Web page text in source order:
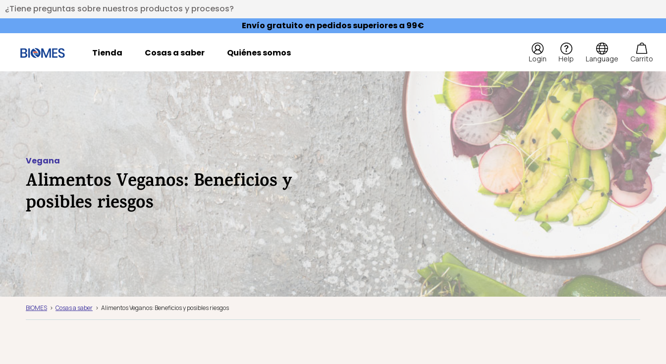
¿Tiene preguntas sobre nuestros productos y procesos?
Envío gratuito en pedidos superiores a 99€
Tienda Cosas a saber Quiénes somos
Login Help Language Carrito
Vegana
Alimentos Veganos: Beneficios y
posibles riesgos
BIOMES Cosas a saber Alimentos Veganos: Beneficios y posibles riesgos